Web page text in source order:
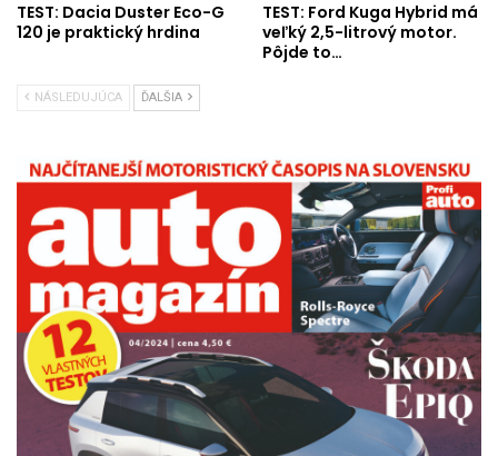
TEST: Dacia Duster Eco-G
120 je praktický hrdina
TEST: Ford Kuga Hybrid má
veľký 2,5-litrový motor.
Pôjde to…
NÁSLEDUJÚCA ĎALŠIA